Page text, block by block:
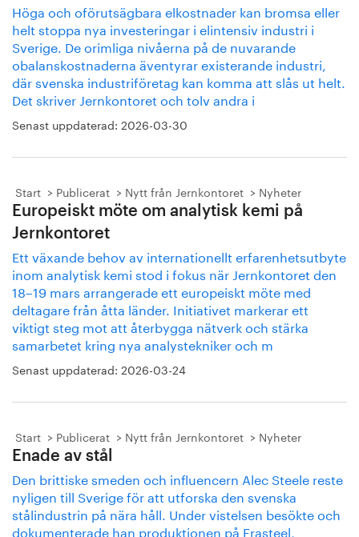
Höga och oförutsägbara elkostnader kan bromsa eller
helt stoppa nya investeringar i elintensiv industri i
Sverige. De orimliga nivåerna på de nuvarande
obalanskostnaderna äventyrar existerande industri,
där svenska industriföretag kan komma att slås ut helt.
Det skriver Jernkontoret och tolv andra i
Senast uppdaterad: 2026-03-30
Start Publicerat Nytt från Jernkontoret Nyheter
Europeiskt möte om analytisk kemi på
Jernkontoret
Ett växande behov av internationellt erfarenhetsutbyte
inom analytisk kemi stod i fokus när Jernkontoret den
18–19 mars arrangerade ett europeiskt möte med
deltagare från åtta länder. Initiativet markerar ett
viktigt steg mot att återbygga nätverk och stärka
samarbetet kring nya analystekniker och m
Senast uppdaterad: 2026-03-24
Start Publicerat Nytt från Jernkontoret Nyheter
Enade av stål
Den brittiske smeden och influencern Alec Steele reste
nyligen till Sverige för att utforska den svenska
stålindustrin på nära håll. Under vistelsen besökte och
dokumenterade han produktionen på Erasteel,